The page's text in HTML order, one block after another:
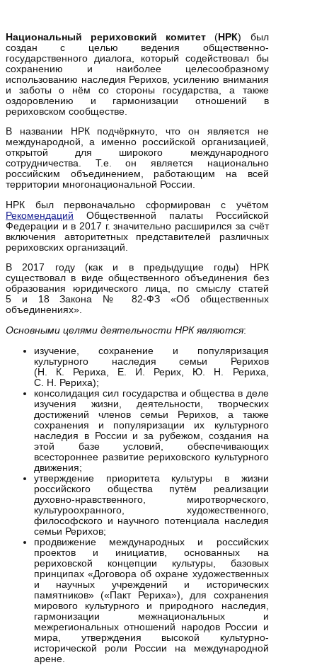
Национальный рериховский комитет (НРК) был
создан с целью ведения общественно-
государственного диалога, который содействовал бы
сохранению и наиболее целесообразному
использованию наследия Рерихов, усилению внимания
и заботы о нём со стороны государства, а также
оздоровлению и гармонизации отношений в
рериховском сообществе.
В названии НРК подчёркнуто, что он является не
международной, а именно российской организацией,
открытой для широкого международного
сотрудничества. Т.е. он является национально
российским объединением, работающим на всей
территории многонациональной России.
НРК был первоначально сформирован с учётом
Рекомендаций Общественной палаты Российской
Федерации и в 2017 г. значительно расширился за счёт
включения авторитетных представителей различных
рериховских организаций.
В 2017 году (как и в предыдущие годы) НРК
существовал в виде общественного объединения без
образования юридического лица, по смыслу статей
5 и 18 Закона № 82-ФЗ «Об общественных
объединениях».
Основными целями деятельности НРК являются:
изучение, сохранение и популяризация
культурного наследия семьи Рерихов
(Н. К. Рериха, Е. И. Рерих, Ю. Н. Рериха,
С. Н. Рериха);
консолидация сил государства и общества в деле
изучения жизни, деятельности, творческих
достижений членов семьи Рерихов, а также
сохранения и популяризации их культурного
наследия в России и за рубежом, создания на
этой базе условий, обеспечивающих
всестороннее развитие рериховского культурного
движения;
утверждение приоритета культуры в жизни
российского общества путём реализации
духовно-нравственного, миротворческого,
культуроохранного, художественного,
философского и научного потенциала наследия
семьи Рерихов;
продвижение международных и российских
проектов и инициатив, основанных на
рериховской концепции культуры, базовых
принципах «Договора об охране художественных
и научных учреждений и исторических
памятников» («Пакт Рериха»), для сохранения
мирового культурного и природного наследия,
гармонизации межнациональных и
межрегиональных отношений народов России и
мира, утверждения высокой культурно-
исторической роли России на международной
арене.